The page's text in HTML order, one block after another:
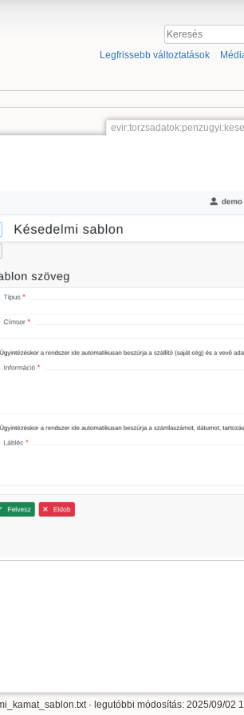
Legfrissebb változtatások
· legutóbbi módosítás: 2025/09/02